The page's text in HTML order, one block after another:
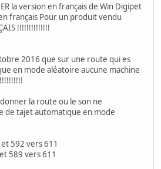
la version en français de Win Digipet
français Pour un produit vendu
!!!!!!!!!!!!!!
2016 que sur une route qui es
en mode aléatoire aucune machine
la route ou le son ne
de tajet automatique en mode
vers 611
vers 611